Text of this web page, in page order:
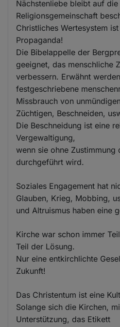
Nächstenliebe bleibt auf die
Religionsgemeinschaft
Christliches Wertesystem
Propaganda!
Die Bibelappelle der
geeignet, das menschliche
verbessern. Erwähnt
festgeschriebene
Missbrauch von
Züchtigen, Beschneiden,
Die Beschneidung ist eine
Vergewaltigung,
wenn sie ohne Zustimmung
durchgeführt wird.
Soziales Engagement hat
Glauben, Krieg, Mobbing,
und Altruismus haben eine
Kirche war schon immer
Teil der Lösung.
Nur eine entkirchlichte
Zukunft!
Das Christentum ist eine
Solange sich die Kirchen,
Unterstützung, das Etikett